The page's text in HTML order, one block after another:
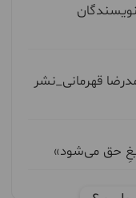
قهرمانی_نشر
حق می‌شود»